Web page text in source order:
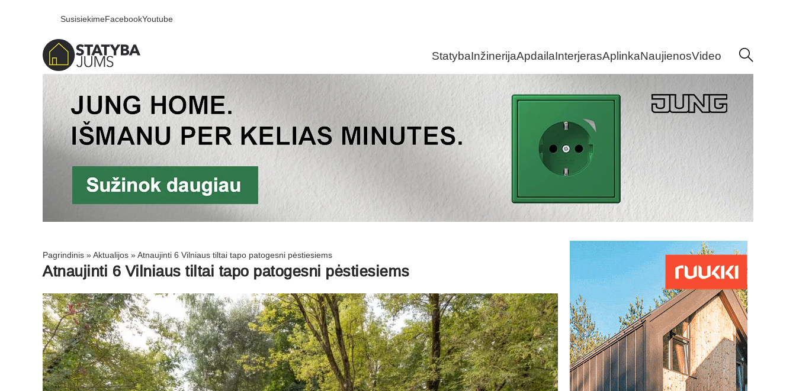
SusisiekimeFacebookYoutube
StatybaInžinerijaApdailaInterjerasAplinkaNaujienosVideo
Pagrindinis »Aktualijos »Atnaujinti 6 Vilniaus tiltai tapo patogesni pėstiesiems
Atnaujinti 6 Vilniaus tiltai tapo patogesni pėstiesiems